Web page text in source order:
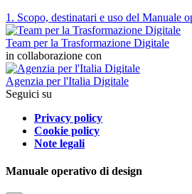
1. Scopo, destinatari e uso del Manuale
Team per la Trasformazione Digitale
in collaborazione con
Agenzia per l'Italia Digitale
Seguici su
Privacy policy
Cookie policy
Note legali
Manuale operativo di design